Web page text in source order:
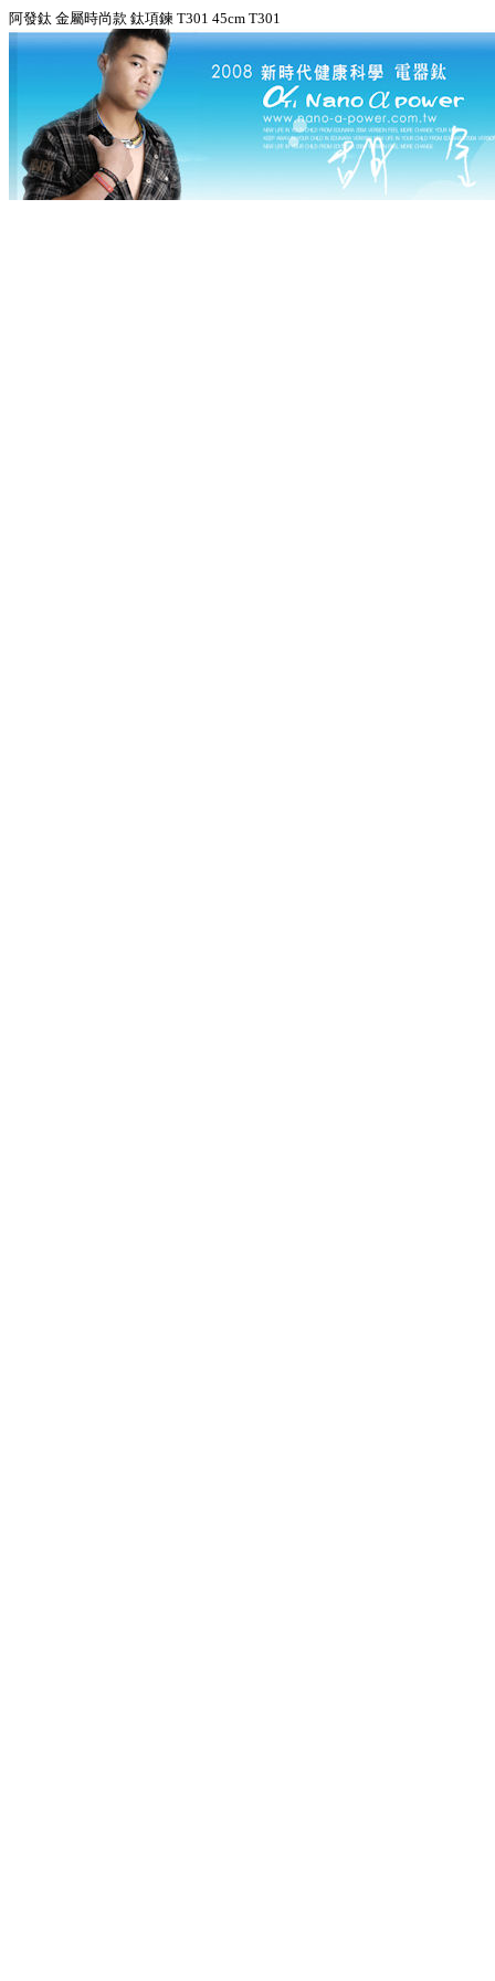
阿發鈦 金屬時尚款 鈦項鍊 T301 45cm T301